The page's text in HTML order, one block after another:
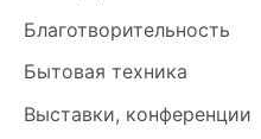
Благотворительность
Бытовая техника
Выставки, конференции